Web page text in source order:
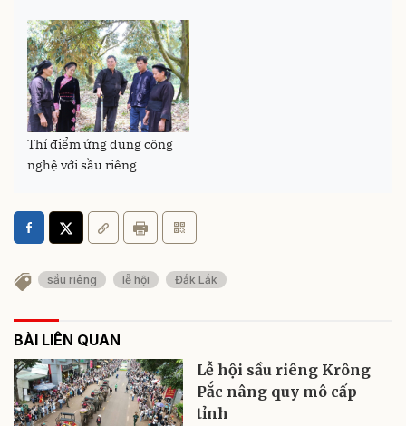
Thí điểm ứng dụng công
nghệ với sầu riêng
sầu riêng lễ hội Đắk Lắk
BÀI LIÊN QUAN
Lễ hội sầu riêng Krông
Pắc nâng quy mô cấp
tỉnh